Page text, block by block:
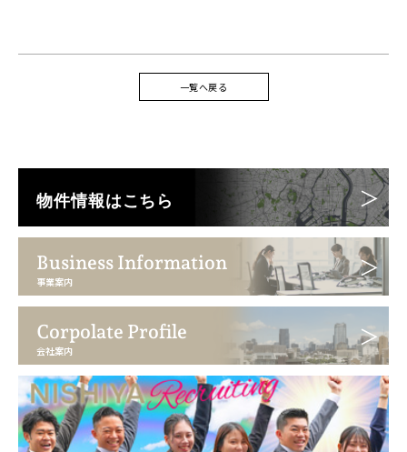
一覧へ戻る
物件情報はこちら
Business Information
事業案内
Corpolate Profile
会社案内